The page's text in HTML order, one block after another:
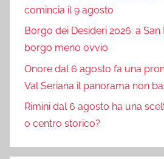
comincia il 9 agosto
Borgo dei Desideri 2026: a
borgo meno ovvio
Onore dal 6 agosto fa una
Val Seriana il panorama non
Rimini dal 6 agosto ha una
o centro storico?